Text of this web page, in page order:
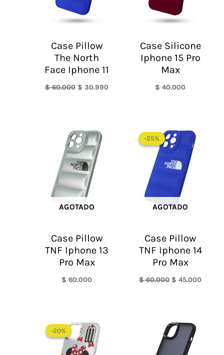
Case Pillow
The North
Face Iphone 11
$60.000 $ 30.990
Case Silicone
Iphone 15 Pro
Max
$ 40.000
AGOTADO
Case Pillow
TNF Iphone 13
Pro Max
$ 60.000
-25%
AGOTADO
-25%
Case Pillow
TNF Iphone 14
Pro Max
$60.000
precio
original
era:
$ 60.000.
$ 45.000
-20%
-20%
precio
original
era: